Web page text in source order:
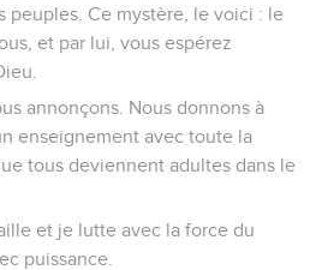
peuples. Ce mystère, le voici : le
et par lui, vous espérez
annonçons. Nous donnons à
enseignement avec toute la
tous deviennent adultes dans le
et je lutte avec la force du
puissance.